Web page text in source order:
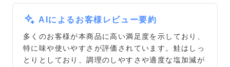
AIによるお客様レビュー要約
多くのお客様が本商品に高い満足度を示しており、
特に味や使いやすさが評価されています。鮭はしっ
とりとしており、調理のしやすさや適度な塩加減が